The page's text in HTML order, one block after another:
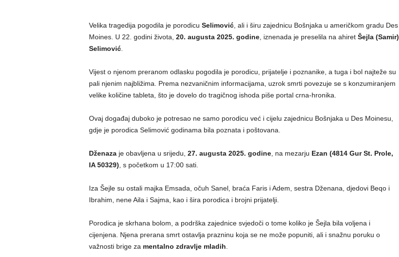
Velika tragedija pogodila je porodicu Selimović, ali i širu zajednicu Bošnjaka u američkom gradu Des
Moines. U 22. godini života, 20. augusta 2025. godine, iznenada je preselila na ahiret Šejla (Samir)
Selimović.
Vijest o njenom preranom odlasku pogodila je porodicu, prijatelje i poznanike, a tuga i bol najteže su
pali njenim najbližima. Prema nezvaničnim informacijama, uzrok smrti povezuje se s konzumiranjem
velike količine tableta, što je dovelo do tragičnog ishoda piše portal crna-hronika.
Ovaj događaj duboko je potresao ne samo porodicu već i cijelu zajednicu Bošnjaka u Des Moinesu,
gdje je porodica Selimović godinama bila poznata i poštovana.
Dženazaje obavljena u srijedu, 27. augusta 2025. godine, na mezarju Ezan (4814 Gur St. Prole,
IA 50329) , s početkom u 17:00 sati.
Iza Šejle su ostali majka Emsada, očuh Sanel, braća Faris i Adem, sestra Dženana, djedovi Beqo i
Ibrahim, nene Aila i Sajma, kao i šira porodica i brojni prijatelji.
Porodica je skrhana bolom, a podrška zajednice svjedoči o tome koliko je Šejla bila voljena i
cijenjena. Njena prerana smrt ostavlja prazninu koja se ne može popuniti, ali i snažnu poruku o
važnosti brige za mentalno zdravlje mladih